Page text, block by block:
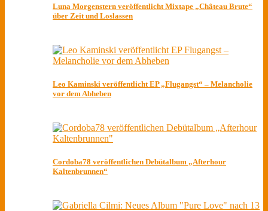
Luna Morgenstern veröffentlicht Mixtape „Château Brute“
über Zeit und Loslassen
Leo Kaminski veröffentlicht EP „Flugangst“ – Melancholie
vor dem Abheben
Cordoba78 veröffentlichen Debütalbum „Afterhour
Kaltenbrunnen“